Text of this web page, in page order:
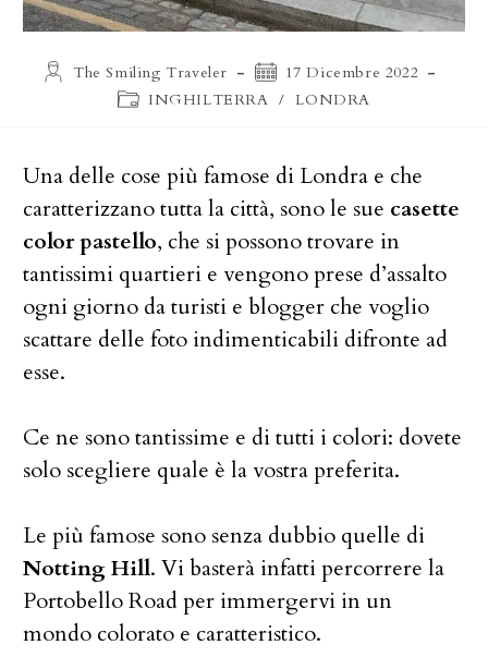
Autore
dell'articolo:
The Smiling Traveler
Articolo
pubblicato:
17 Dicembre 2022
Categoria
INGHILTERRA / LONDRA
Una delle cose più famose di Londra e che
caratterizzano tutta la città, sono le sue casette
color pastello, che si possono trovare in
tantissimi quartieri e vengono prese d’assalto
ogni giorno da turisti e blogger che voglio
scattare delle foto indimenticabili difronte ad
esse.
Ce ne sono tantissime e di tutti i colori: dovete
solo scegliere quale è la vostra preferita.
Le più famose sono senza dubbio quelle di
Notting Hill. Vi basterà infatti percorrere la
Portobello Road per immergervi in un
mondo colorato e caratteristico.